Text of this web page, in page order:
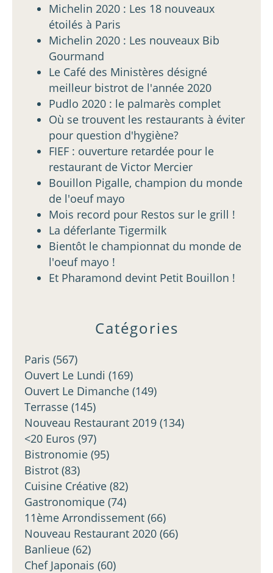
Catégories
Paris (567)
Ouvert Le Lundi (169)
Ouvert Le Dimanche (149)
Terrasse (145)
Nouveau Restaurant 2019 (134)
<20 Euros (97)
Bistronomie (95)
Bistrot (83)
Cuisine Créative (82)
Gastronomique (74)
11ème Arrondissement (66)
Nouveau Restaurant 2020 (66)
Banlieue (62)
Chef Japonais (60)
Michelin 2020 : Les 18 nouveaux
étoilés à Paris
Michelin 2020 : Les nouveaux Bib
Gourmand
Le Café des Ministères désigné
meilleur bistrot de l'année 2020
Pudlo 2020 : le palmarès complet
Où se trouvent les restaurants à éviter
pour question d'hygiène?
FIEF : ouverture retardée pour le
restaurant de Victor Mercier
Bouillon Pigalle, champion du monde
de l'oeuf mayo
Mois record pour Restos sur le grill !
La déferlante Tigermilk
Bientôt le championnat du monde de
l'oeuf mayo !
Et Pharamond devint Petit Bouillon !